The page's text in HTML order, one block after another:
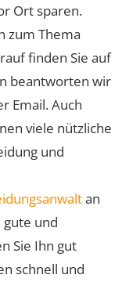
Ort sparen.
zum Thema
finden Sie auf
beantworten wir
Email. Auch
viele nützliche
und
an
und
Sie Ihn gut
schnell und